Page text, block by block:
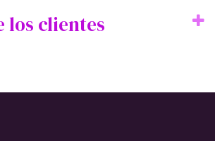
los clientes